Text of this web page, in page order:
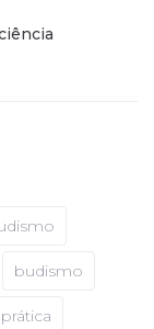
budismo